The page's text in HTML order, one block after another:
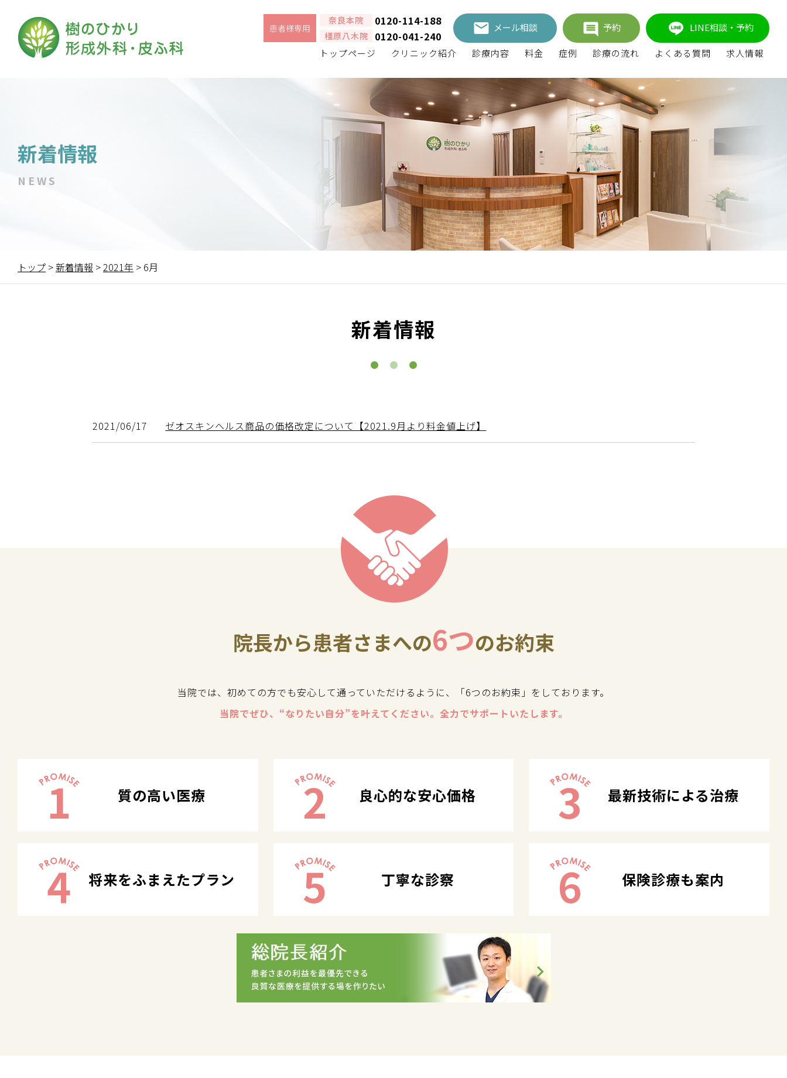
患者様専用
奈良本院 0120-114-188
橿原八木院 0120-041-240
メール相談 予約 LINE相談・予約
トップページ クリニック紹介 診療内容 料金 症例 診療の流れ よくある質問 求人情報
新着情報
NEWS
トップ >新着情報 >2021年 > 6月
新着情報
2021/06/17 ゼオスキンヘルス商品の価格改定について【2021.9月より料金値上げ】
院長から患者さまへの6つのお約束
当院では、初めての方でも安心して通っていただけるように、「6つのお約束」をしております。
当院でぜひ、“なりたい自分”を叶えてください。全力でサポートいたします。
1 質の高い医療 2 良心的な安心価格 3 最新技術による治療
4 将来をふまえたプラン 5 丁寧な診察 6 保険診療も案内